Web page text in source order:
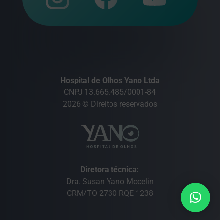
Hospital de Olhos Yano Ltda
CNPJ 13.665.485/0001-84
2026 © Direitos reservados
Diretora técnica:
Dra. Susan Yano Mocelin
CRM/TO 2730 RQE 1238